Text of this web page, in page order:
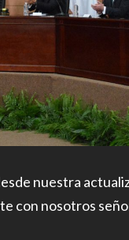
nuestra
con nosotros